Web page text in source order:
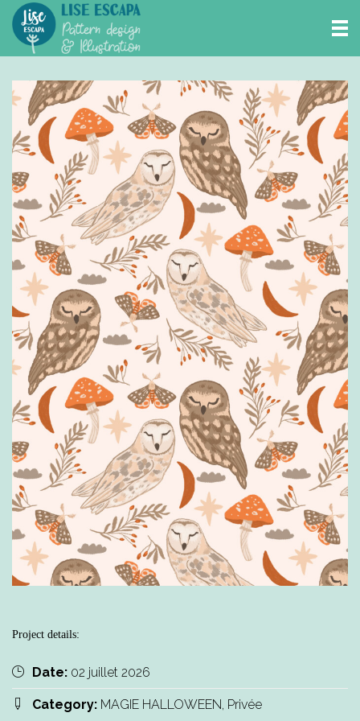
Project details:
Date: 02 juillet 2026
Category: MAGIE HALLOWEEN, Privée